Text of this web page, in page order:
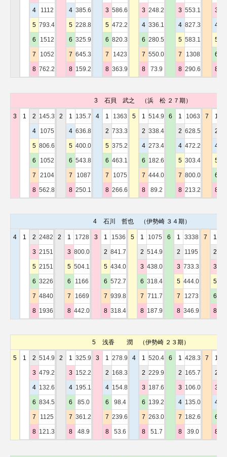
4 1112
5 793.4
6 1512
7 1052
8 762.2
4 385.6
5 228.8
6 325.9
7 645.3
8 159.2
3 586.6
5 472.2
6 820.3
7 1423
8 363.9
3 248.2
4 336.1
6 280.5
7 550.0
8 73.9
3 553.1
4 827.3
5 583.1
7 1308
8 290.6
3
4
5
6
8
3 石貝 武之 （浜 松 ２７期）
3 1 2 145.3
4 1075
5 806.6
6 1052
7 2104
8 562.8
2 1 135.7
4 636.8
5 400.0
6 543.8
7 1087
8 250.1
4 1 1363
2 733.3
5 375.2
6 463.1
7 1075
8 266.6
5 1 514.9
2 338.4
4 273.4
6 182.6
7 444.0
8 89.2
6 1 1063
2 628.5
4 472.2
5 303.4
7 800.0
8 213.2
7 1
2
4
5
6
8
4 石川 哲也 （伊勢崎 ３４期）
4 1 2 2482
3 2151
5 2151
6 3226
7 4840
8 1936
2 1 1728
3 800.0
5 504.1
6 1166
7 1669
8 442.0
3 1 1536
2 841.7
5 434.0
6 572.7
7 939.8
8 318.4
5 1 1075
2 514.9
3 438.0
6 318.4
7 711.7
8 187.9
6 1 3338
2 1195
3 733.3
5 444.0
7 1273
8 346.9
7 1
2
3
5
6
8
5 浅香 潤 （伊勢崎 ２３期）
5 1 2 514.9
3 479.2
4 132.6
6 834.5
7 1125
8 121.3
2 1 325.9
3 152.2
4 195.1
6 85.0
7 361.2
8 48.9
3 1 278.9
2 168.3
4 154.8
6 98.4
7 239.6
8 53.6
4 1 520.4
2 229.9
3 187.6
6 139.2
7 263.0
8 51.7
6 1 428.3
2 165.7
3 106.0
4 135.0
7 182.6
8 39.0
7 1
2
3
4
6
8